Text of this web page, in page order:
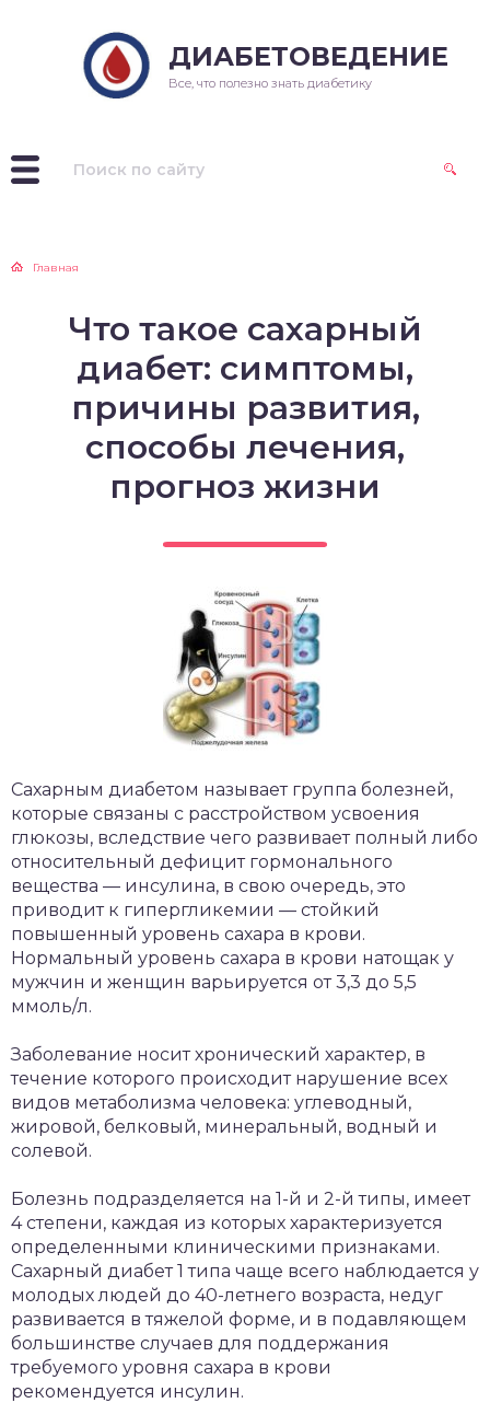
ДИАБЕТОВЕДЕНИЕ
Все, что полезно знать диабетику
Главная
Что такое сахарный
диабет: симптомы,
причины развития,
способы лечения,
прогноз жизни
Сахарным диабетом называет группа болезней,
которые связаны с расстройством усвоения
глюкозы, вследствие чего развивает полный либо
относительный дефицит гормонального
вещества — инсулина, в свою очередь, это
приводит к гипергликемии — стойкий
повышенный уровень сахара в крови.
Нормальный уровень сахара в крови натощак у
мужчин и женщин варьируется от 3,3 до 5,5
ммоль/л.
Заболевание носит хронический характер, в
течение которого происходит нарушение всех
видов метаболизма человека: углеводный,
жировой, белковый, минеральный, водный и
солевой.
Болезнь подразделяется на 1-й и 2-й типы, имеет
4 степени, каждая из которых характеризуется
определенными клиническими признаками.
Сахарный диабет 1 типа чаще всего наблюдается у
молодых людей до 40-летнего возраста, недуг
развивается в тяжелой форме, и в подавляющем
большинстве случаев для поддержания
требуемого уровня сахара в крови
рекомендуется инсулин.